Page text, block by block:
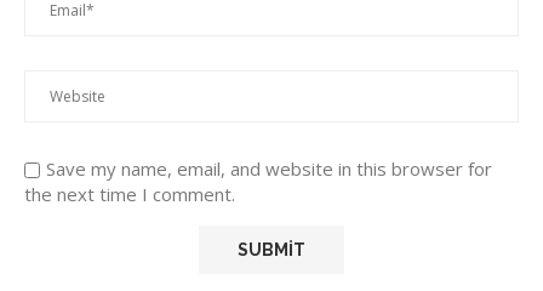
Save my name, email, and website in this browser for
the next time I comment.